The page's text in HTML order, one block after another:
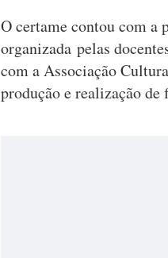
O certame contou com
organizada pelas
com a Associação
produção e realização de